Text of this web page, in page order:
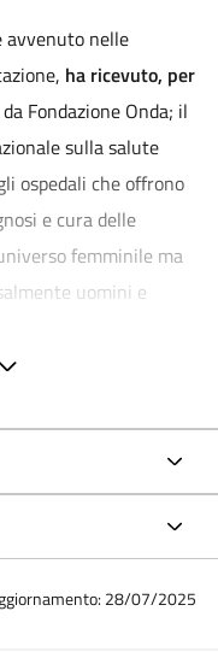
avvenuto nelle
ha ricevuto, per
da Fondazione Onda; il
sulla salute
ospedali che offrono
e cura delle
femminile ma
uomini e
i criteri di
presenza di
generi che
terapeutici e servizi
28/07/2025